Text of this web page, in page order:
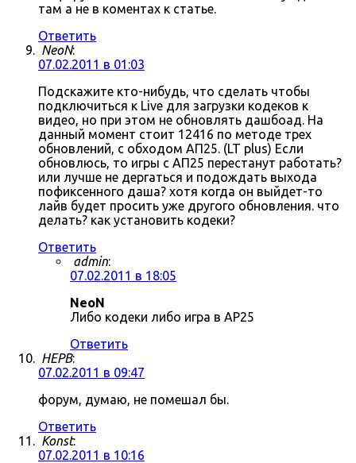
там а не в коментах к статье.
Ответить
NeoN:
07.02.2011 в 01:03
Подскажите кто-нибудь, что сделать чтобы
подключиться к Live для загрузки кодеков к
видео, но при этом не обновлять дашбоад. На
данный момент стоит 12416 по методе трех
обновлений, с обходом АП25. (LT plus) Если
обновлюсь, то игры с АП25 перестанут работать?
или лучше не дергаться и подождать выхода
пофиксенного даша? хотя когда он выйдет-то
лайв будет просить уже другого обновления. что
делать? как установить кодеки?
Ответить
admin:
07.02.2011 в 18:05
NeoN
Либо кодеки либо игра в AP25
Ответить
HEPB:
07.02.2011 в 09:47
форум, думаю, не помешал бы.
Ответить
Konst:
07.02.2011 в 10:16